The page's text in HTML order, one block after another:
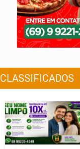
CLASSIFICADOS